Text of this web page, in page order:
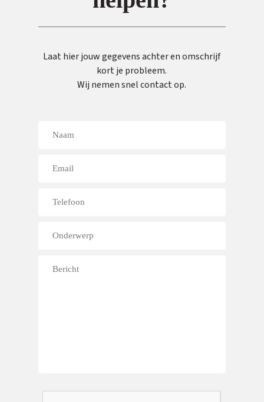
Laat hier jouw gegevens achter en omschrijf
kort je probleem.
Wij nemen snel contact op.